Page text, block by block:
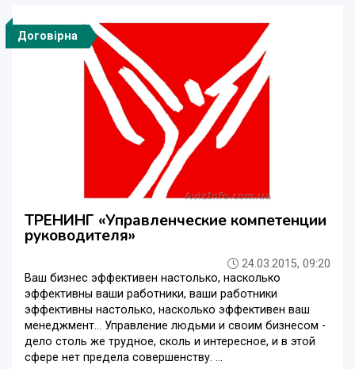
Договірна
ТРЕНИНГ «Управленческие компетенции
руководителя»
24.03.2015, 09:20
Ваш бизнес эффективен настолько, насколько
эффективны ваши работники, ваши работники
эффективны настолько, насколько эффективен ваш
менеджмент… Управление людьми и своим бизнесом -
дело столь же трудное, сколь и интересное, и в этой
сфере нет предела совершенству. ...